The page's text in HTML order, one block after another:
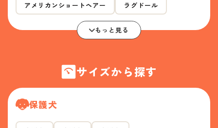
アメリカンショートヘアー ラグドール
もっと見る
サイズから探す
保護犬